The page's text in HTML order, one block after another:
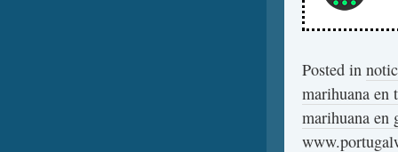
Posted in
marihuana en
marihuana en